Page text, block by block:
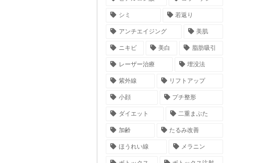
シミ 若返り
アンチエイジング 美肌
ニキビ 美白 脂肪吸引
レーザー治療 埋没法
紫外線 リフトアップ
小顔 プチ整形
ダイエット 二重まぶた
加齢 たるみ改善
ほうれい線 メラニン